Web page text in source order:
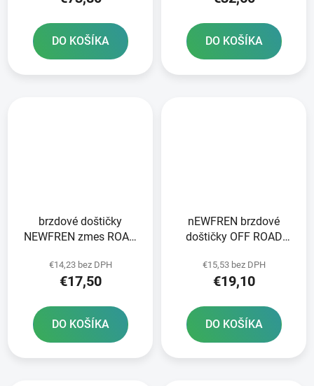
DO KOŠÍKA DO KOŠÍKA
brzdové doštičky
NEWFREN zmes ROAD
v balení
€14,23 bez DPH
€17,50
DO KOŠÍKA
nEWFREN brzdové
doštičky OFF ROAD
balení
€15,53 bez DPH
€19,10
DO KOŠÍKA